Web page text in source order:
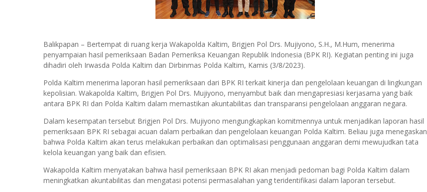
Balikpapan – Bertempat di ruang kerja Wakapolda Kaltim, Brigjen Pol Drs. Mujiyono, S.H., M.Hum, menerima
penyampaian hasil pemeriksaan Badan Pemeriksa Keuangan Republik Indonesia (BPK RI). Kegiatan penting ini juga
dihadiri oleh Irwasda Polda Kaltim dan Dirbinmas Polda Kaltim, Kamis (3/8/2023).
Polda Kaltim menerima laporan hasil pemeriksaan dari BPK RI terkait kinerja dan pengelolaan keuangan di lingkungan
kepolisian. Wakapolda Kaltim, Brigjen Pol Drs. Mujiyono, menyambut baik dan mengapresiasi kerjasama yang baik
antara BPK RI dan Polda Kaltim dalam memastikan akuntabilitas dan transparansi pengelolaan anggaran negara.
Dalam kesempatan tersebut Brigjen Pol Drs. Mujiyono mengungkapkan komitmennya untuk menjadikan laporan hasil
pemeriksaan BPK RI sebagai acuan dalam perbaikan dan pengelolaan keuangan Polda Kaltim. Beliau juga menegaskan
bahwa Polda Kaltim akan terus melakukan perbaikan dan optimalisasi penggunaan anggaran demi mewujudkan tata
kelola keuangan yang baik dan efisien.
Wakapolda Kaltim menyatakan bahwa hasil pemeriksaan BPK RI akan menjadi pedoman bagi Polda Kaltim dalam
meningkatkan akuntabilitas dan mengatasi potensi permasalahan yang teridentifikasi dalam laporan tersebut.